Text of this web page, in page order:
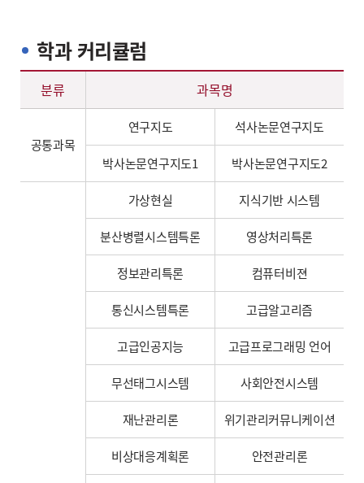
학과 커리큘럼
학사안내 – 공통과목 해설
분류 과목명
공통과목
연구지도 석사논문연구지도
박사논문연구지도1 박사논문연구지도2
가상현실 지식기반 시스템
분산병렬시스템특론 영상처리특론
정보관리특론 컴퓨터비젼
통신시스템특론 고급알고리즘
고급인공지능 고급프로그래밍 언어
무선태그시스템 사회안전시스템
재난관리론 위기관리커뮤니케이션
비상대응계획론 안전관리론